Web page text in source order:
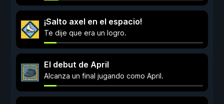
¡Salto axel en el espacio!
Te dije que era un logro.
El debut de April
Alcanza un final jugando como April.